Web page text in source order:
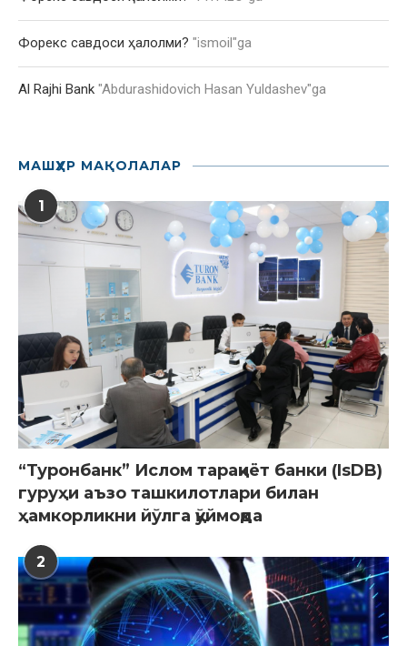
Форекс савдоси ҳалолми? "ismoil"ga
Al Rajhi Bank "Abdurashidovich Hasan Yuldashev"ga
МАШҲУР МАҚОЛАЛАР
1
“Туронбанк” Ислом тараққиёт банки (IsDB)
гуруҳи аъзо ташкилотлари билан
ҳамкорликни йўлга қўймоқда
2